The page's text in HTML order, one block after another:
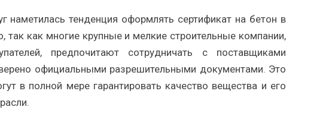
наметилась тенденция оформлять сертификат на бетон в
как многие крупные и мелкие строительные компании,
предпочитают сотрудничать с поставщиками
официальными разрешительными документами. Это
в полной мере гарантировать качество вещества и его